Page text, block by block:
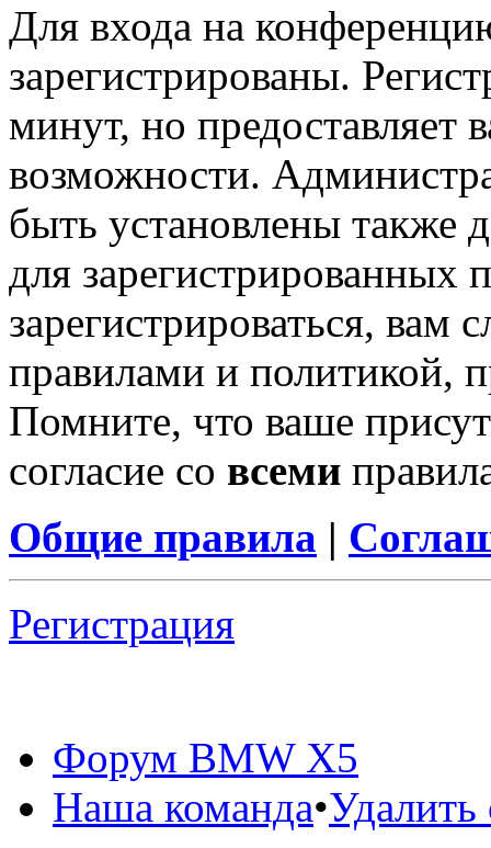
Для входа на
зарегистрированы.
минут, но предоставляет
возможности.
быть установлены также
для зарегистрированных
зарегистрироваться, вам
правилами и политикой,
Помните, что ваше
согласие со всеми
Общие правила |
Регистрация
Форум BMW X5
Наша команда•